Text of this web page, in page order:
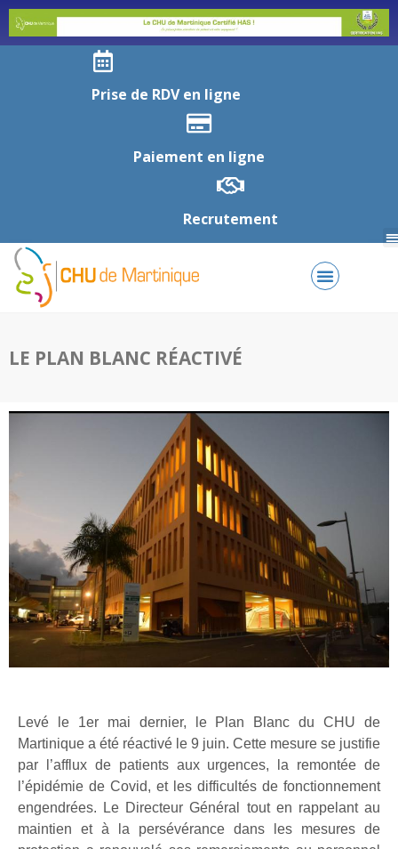
Prise de RDV en ligne
Paiement en ligne
Recrutement
LE PLAN BLANC RÉACTIVÉ
Levé le 1er mai dernier, le Plan Blanc du CHU de
Martinique a été réactivé le 9 juin. Cette mesure se justifie
par l’afflux de patients aux urgences, la remontée de
l’épidémie de Covid, et les difficultés de fonctionnement
engendrées. Le Directeur Général tout en rappelant au
maintien et à la persévérance dans les mesures de